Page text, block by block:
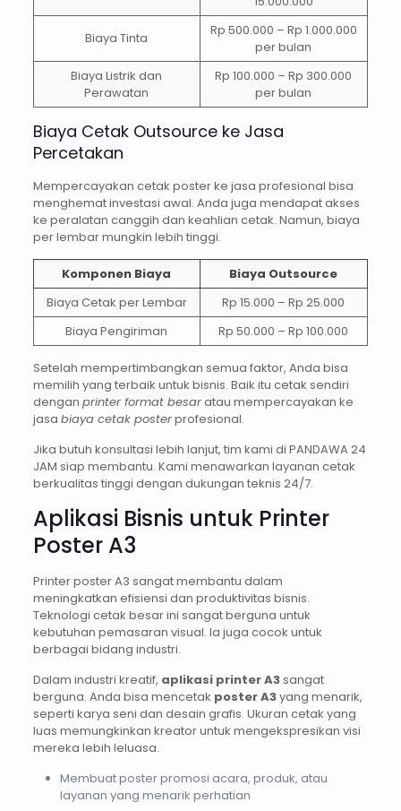
Biaya Tinta
Rp 500.000 – Rp 1.000.000
per bulan
Biaya Listrik dan
Perawatan
Rp 100.000 – Rp 300.000
per bulan
Biaya Cetak Outsource ke Jasa
Percetakan
Mempercayakan cetak poster ke jasa profesional bisa
menghemat investasi awal. Anda juga mendapat akses
ke peralatan canggih dan keahlian cetak. Namun, biaya
per lembar mungkin lebih tinggi.
Komponen Biaya
Biaya Outsource
Biaya Cetak per Lembar
Rp 15.000 – Rp 25.000
Biaya Pengiriman
Rp 50.000 – Rp 100.000
Setelah mempertimbangkan semua faktor, Anda bisa
memilih yang terbaik untuk bisnis. Baik itu cetak sendiri
dengan printer format besaratau mempercayakan ke
jasa biaya cetak posterprofesional.
Jika butuh konsultasi lebih lanjut, tim kami di PANDAWA 24
JAM siap membantu. Kami menawarkan layanan cetak
berkualitas tinggi dengan dukungan teknis 24/7.
Aplikasi Bisnis untuk Printer
Poster A3
Printer poster A3 sangat membantu dalam
meningkatkan efisiensi dan produktivitas bisnis.
Teknologi cetak besar ini sangat berguna untuk
kebutuhan pemasaran visual. Ia juga cocok untuk
berbagai bidang industri.
Dalam industri kreatif, aplikasi printer A3sangat
berguna. Anda bisa mencetak poster A3yang menarik,
seperti karya seni dan desain grafis. Ukuran cetak yang
luas memungkinkan kreator untuk mengekspresikan visi
mereka lebih leluasa.
Membuat poster promosi acara, produk, atau
layanan yang menarik perhatian